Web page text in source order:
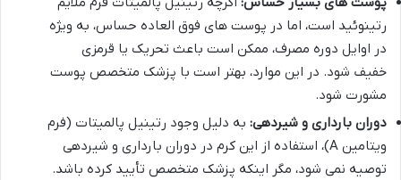
رتینوئید است، اما در پوست های فوق العاده حساس، به ویژه
در اوایل دوره مصرف، ممکن است باعث تحریک یا قرمزی
خفیف شود. در این موارد، بهتر است با پزشک متخصص پوست
مشورت شود.
دوران بارداری و شیردهی: به دلیل وجود رتینیل پالمیتات (فرم
ویتامین A)، استفاده از این کرم در دوران بارداری و شیردهی
توصیه نمی شود، مگر اینکه پزشک متخصص تأیید کرده باشد.